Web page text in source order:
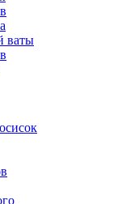
ваты